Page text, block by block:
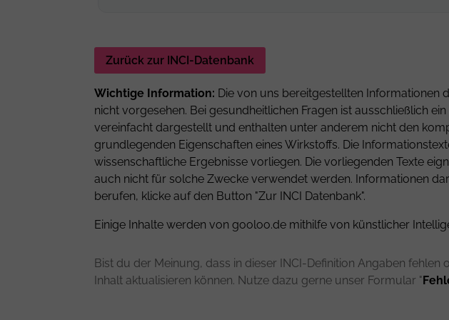
Zurück zur INCI-Datenbank
Wichtige Information: Die von uns bereitgestellten Informationen
nicht vorgesehen. Bei gesundheitlichen Fragen ist ausschließlich
vereinfacht dargestellt und enthalten unter anderem nicht den
grundlegenden Eigenschaften eines Wirkstoffs. Die
wissenschaftliche Ergebnisse vorliegen. Die vorliegenden Texte
auch nicht für solche Zwecke verwendet werden. Informationen
berufen, klicke auf den Button "Zur INCI Datenbank".
Einige Inhalte werden von gooloo.de mithilfe von künstlicher
Bist du der Meinung, dass in dieser INCI-Definition Angaben
Inhalt aktualisieren können. Nutze dazu gerne unser Formular "